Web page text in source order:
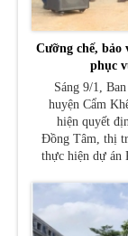
Cưỡng chế,
phục
Sáng 9/1,
huyện Cẩm
hiện quyết
Đồng Tâm, thị
thực hiện dự án